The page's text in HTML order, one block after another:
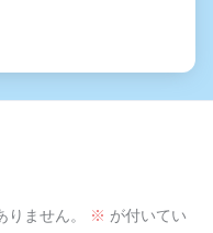
ません。 ※ が付いてい